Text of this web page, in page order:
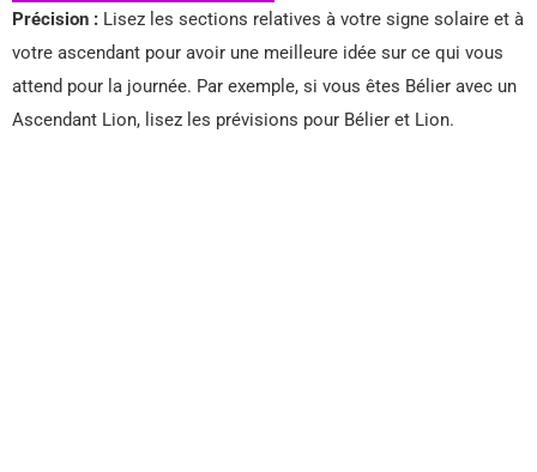
Précision : Lisez les sections relatives à votre signe solaire et à
votre ascendant pour avoir une meilleure idée sur ce qui vous
attend pour la journée. Par exemple, si vous êtes Bélier avec un
Ascendant Lion, lisez les prévisions pour Bélier et Lion.